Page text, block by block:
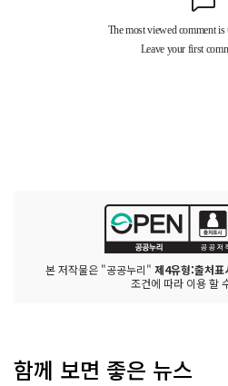
본 저작물은 "공공누리" 제4유형:출처표
조건에 따라 이용 할
함께 보면 좋은 뉴스